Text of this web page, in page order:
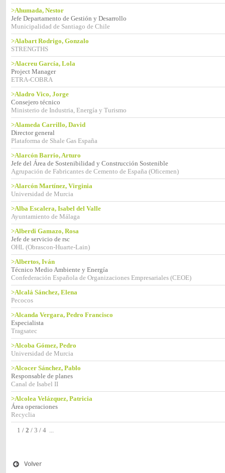
>Ahumada, Nestor
Jefe Departamento de Gestión y Desarrollo
Municipalidad de Santiago de Chile
>Alabart Rodrigo, Gonzalo
STRENGTHS
>Alacreu García, Lola
Project Manager
ETRA-COBRA
>Aladro Vico, Jorge
Consejero técnico
Ministerio de Industria, Energía y Turismo
>Alameda Carrillo, David
Director general
Plataforma de Shale Gas España
>Alarcón Barrio, Arturo
Jefe del Área de Sostenibilidad y Construcción Sostenible
Agrupación de Fabricantes de Cemento de España (Oficemen)
>Alarcón Martínez, Virginia
Universidad de Murcia
>Alba Escalera, Isabel del Valle
Ayuntamiento de Málaga
>Alberdi Gamazo, Rosa
Jefe de servicio de rsc
OHL (Obrascon-Huarte-Lain)
>Albertos, Iván
Técnico Medio Ambiente y Energía
Confederación Española de Organizaciones Empresariales (CEOE)
>Alcalá Sánchez, Elena
Pecocos
>Alcanda Vergara, Pedro Francisco
Especialista
Tragsatec
>Alcoba Gómez, Pedro
Universidad de Murcia
>Alcocer Sánchez, Pablo
Responsable de planes
Canal de Isabel II
>Alcolea Velázquez, Patricia
Área operaciones
Recyclia
1 / 2 / 3 / 4 ...
Volver